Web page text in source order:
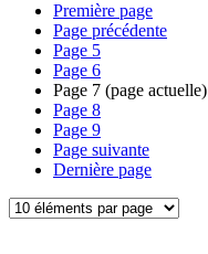
Première page
Page précédente
Page 5
Page 6
Page 7 (page actuelle)
Page 8
Page 9
Page suivante
Dernière page